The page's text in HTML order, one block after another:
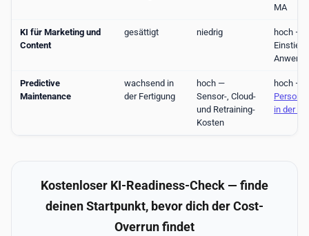
MA
KI für Marketing und
Content
gesättigt niedrig
hoch —
Predictive
Maintenance
wachsend in
der Fertigung
hoch —
Sensor-, Cloud-
und Retraining-
Kosten
hoch —
in der
Kostenloser KI-Readiness-Check — finde
deinen Startpunkt, bevor dich der Cost-
Overrun findet